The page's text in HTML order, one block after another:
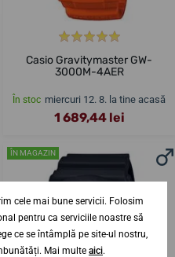
Casio Gravitymaster GW-
3000M-4AER
În stoc miercuri 12. 8. la tine acasă
1 689,44 lei
ÎN MAGAZIN
cele mai bune servicii. Folosim
pentru ca serviciile noastre să
ce se întâmplă pe site-ul nostru,
Mai multe aici.